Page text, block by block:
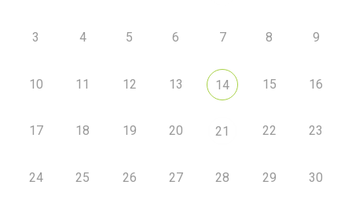
3 4 5 6 7 8 9
10 11 12 13 14 15 16
17 18 19 20 21 22 23
24 25 26 27 28 29 30